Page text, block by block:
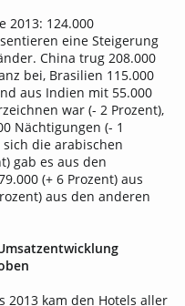
2013: 124.000
eine Steigerung
China trug 208.000
bei, Brasilien 115.000
aus Indien mit 55.000
war (- 2 Prozent),
Nächtigungen (- 1
die arabischen
gab es aus den
(+ 6 Prozent) aus
aus den anderen
2013 kam den Hotels aller